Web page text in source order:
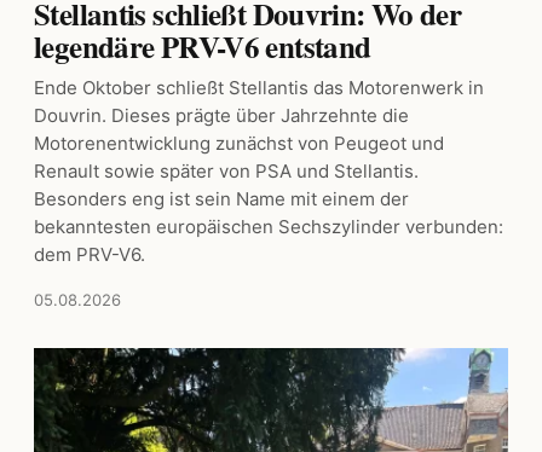
Stellantis schließt Douvrin: Wo der
legendäre PRV-V6 entstand
Ende Oktober schließt Stellantis das Motorenwerk in
Douvrin. Dieses prägte über Jahrzehnte die
Motorenentwicklung zunächst von Peugeot und
Renault sowie später von PSA und Stellantis.
Besonders eng ist sein Name mit einem der
bekanntesten europäischen Sechszylinder verbunden:
dem PRV-V6.
05.08.2026